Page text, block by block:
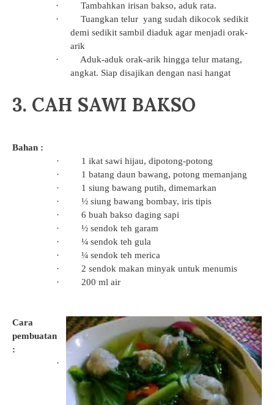
·
Tambahkan irisan bakso, aduk rata.
·
Tuangkan telur yang sudah dikocok sedikit
demi sedikit sambil diaduk agar menjadi orak-
arik
·
Aduk-aduk orak-arik hingga telur matang,
angkat. Siap disajikan dengan nasi hangat
3. CAH SAWI BAKSO
Bahan :
·
1 ikat sawi hijau, dipotong-potong
·
1 batang daun bawang, potong memanjang
·
1 siung bawang putih, dimemarkan
·
½ siung bawang bombay, iris tipis
·
6 buah bakso daging sapi
·
½ sendok teh garam
·
¼ sendok teh gula
·
¼ sendok teh merica
·
2 sendok makan minyak untuk menumis
·
200 ml air
Cara
pembuatan
:
·